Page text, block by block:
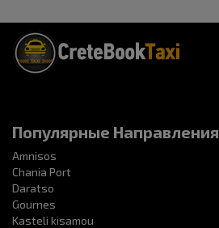
Популярные Направления
Amnisos
Chania Port
Daratso
Gournes
Kasteli kisamou